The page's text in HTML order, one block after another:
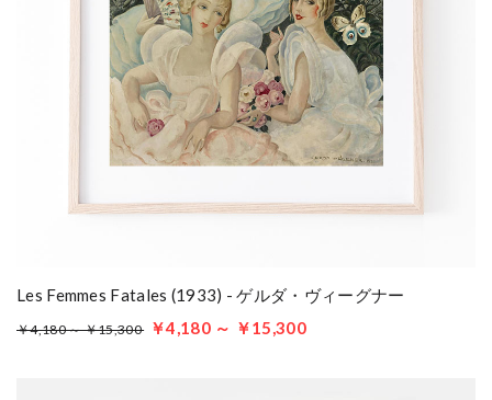
Les Femmes Fatales (1933) - ゲルダ・ヴィーグナー
￥4,180 ～ ￥15,300 ￥4,180 ～ ￥15,300